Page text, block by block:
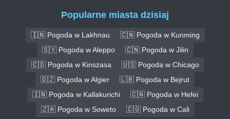
Popularne miasta dzisiaj
🇮🇳 Pogoda w Lakhnau
🇨🇳 Pogoda w Kunming
🇸🇾 Pogoda w Aleppo
🇨🇳 Pogoda w Jilin
🇨🇩 Pogoda w Kinszasa
🇺🇸 Pogoda w Chicago
🇩🇿 Pogoda w Algier
🇱🇧 Pogoda w Bejrut
🇮🇳 Pogoda w Kallakurichi
🇨🇳 Pogoda w Hefei
🇿🇦 Pogoda w Soweto
🇨🇴 Pogoda w Cali